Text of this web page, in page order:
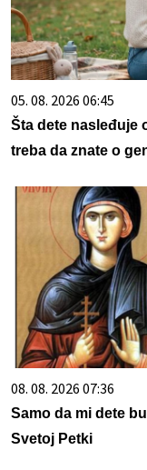
05. 08. 2026 06:45
Šta dete nasleđuje
treba da znate o
08. 08. 2026 07:36
Samo da mi dete
Svetoj Petki